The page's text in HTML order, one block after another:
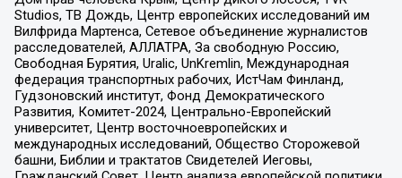
Studios, ТВ Дождь, Центр европейских исследований им
Вилфрида Мартенса, Сетевое объединение журналистов
расследователей, АЛЛАТРА, За свободную Россию,
Свободная Бурятия, Uralic, UnKremlin, Международная
федерация транспортных рабочих, ИстЧам Финланд,
Гудзоновский институт, Фонд Демократического
Развития, Комитет-2024, Центрально-Европейский
университет, Центр восточноевропейских и
международных исследований, Общество Сторожевой
башни, Библии и трактатов Свидетелей Иеговы,